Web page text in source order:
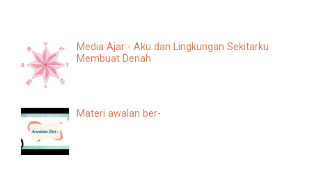
Media Ajar - Aku dan Lingkungan Sekitarku
Membuat Denah
Materi awalan ber-